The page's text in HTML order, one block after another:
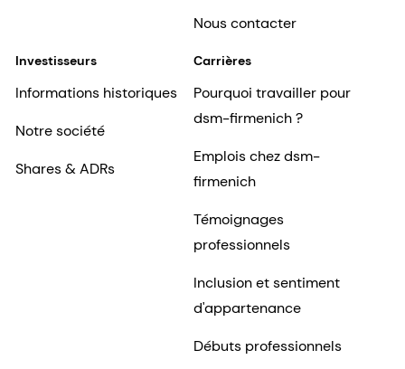
Nous contacter
Investisseurs
Informations historiques
Notre société
Shares & ADRs
Carrières
Pourquoi travailler pour
dsm-firmenich ?
Emplois chez dsm-
firmenich
Témoignages
professionnels
Inclusion et sentiment
d'appartenance
Débuts professionnels